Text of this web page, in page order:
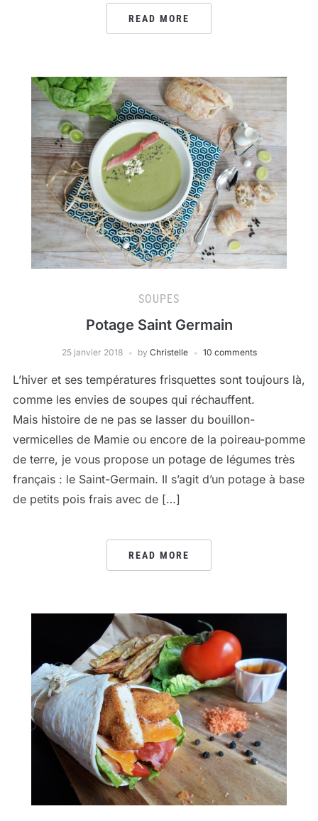
READ MORE
SOUPES
Potage Saint Germain
25 janvier 2018 by Christelle 10 comments
L’hiver et ses températures frisquettes sont toujours là,
comme les envies de soupes qui réchauffent.
Mais histoire de ne pas se lasser du bouillon-
vermicelles de Mamie ou encore de la poireau-pomme
de terre, je vous propose un potage de légumes très
français : le Saint-Germain. Il s’agit d’un potage à base
de petits pois frais avec de […]
READ MORE